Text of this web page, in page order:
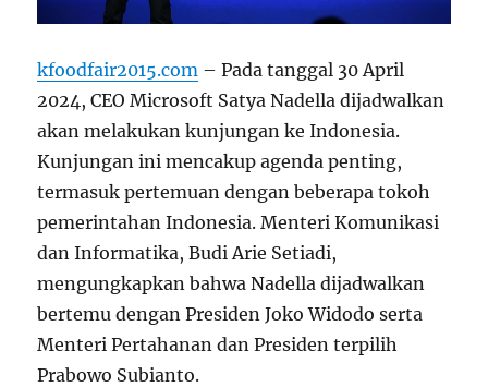
kfoodfair2015.com – Pada tanggal 30 April
2024, CEO Microsoft Satya Nadella dijadwalkan
akan melakukan kunjungan ke Indonesia.
Kunjungan ini mencakup agenda penting,
termasuk pertemuan dengan beberapa tokoh
pemerintahan Indonesia. Menteri Komunikasi
dan Informatika, Budi Arie Setiadi,
mengungkapkan bahwa Nadella dijadwalkan
bertemu dengan Presiden Joko Widodo serta
Menteri Pertahanan dan Presiden terpilih
Prabowo Subianto.